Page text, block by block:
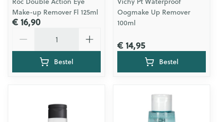
Make-up Remover Fl 125ml
€ 16,90
Bestel
Oogmake Up Remover
100ml
€ 14,95
Bestel